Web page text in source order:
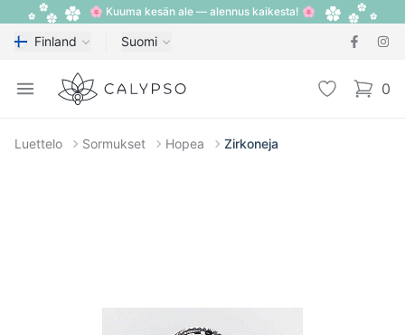
🌸 Kuuma kesän ale — alennus kaikesta! 🌸
Finland Suomi
Open menu
Calypso Toivelista 0
items
Luettelo Sormukset Hopea Zirkoneja